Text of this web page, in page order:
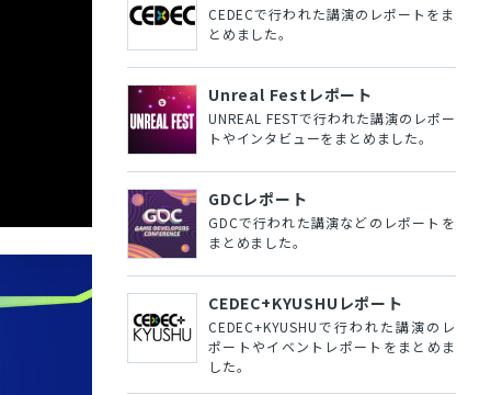
CEDECで行われた講演のレポートをま
とめました。
Unreal Festレポート
UNREAL FESTで行われた講演のレポー
トやインタビューをまとめました。
GDCレポート
GDCで行われた講演などのレポートを
まとめました。
CEDEC+KYUSHUレポート
CEDEC+KYUSHUで行われた講演のレ
ポートやイベントレポートをまとめま
した。